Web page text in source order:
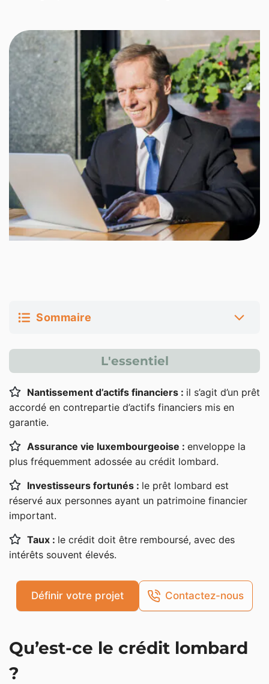
Sommaire
Qu’est-ce le crédit lombard ?
À quels besoins patrimoniaux le crédit lombard
Les avantages du crédit lombard
Le principe du nantissement d’actifs
Montant du prêt lombard (LTV)
Durée et remboursement du crédit lombard
Avantages patrimoniaux du crédit lombard
Effet de levier et optimisation du patrimoine
L'essentiel
Nantissement d’actifs financiers : il s’agit d’un prêt
accordé en contrepartie d’actifs financiers mis en
garantie.
Assurance vie luxembourgeoise : enveloppe la
plus fréquemment adossée au crédit lombard.
Investisseurs fortunés : le prêt lombard est
réservé aux personnes ayant un patrimoine financier
important.
Taux : le crédit doit être remboursé, avec des
intérêts souvent élevés.
Définir votre projet Contactez-nous
Qu’est-ce le crédit lombard
?